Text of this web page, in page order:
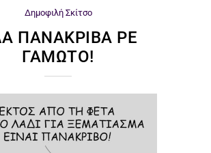
Δημοφιλή Σκίτσο
ΠΑΝΆΚΡΙΒΑ ΡΕ
ΓΑΜΏΤΟ!